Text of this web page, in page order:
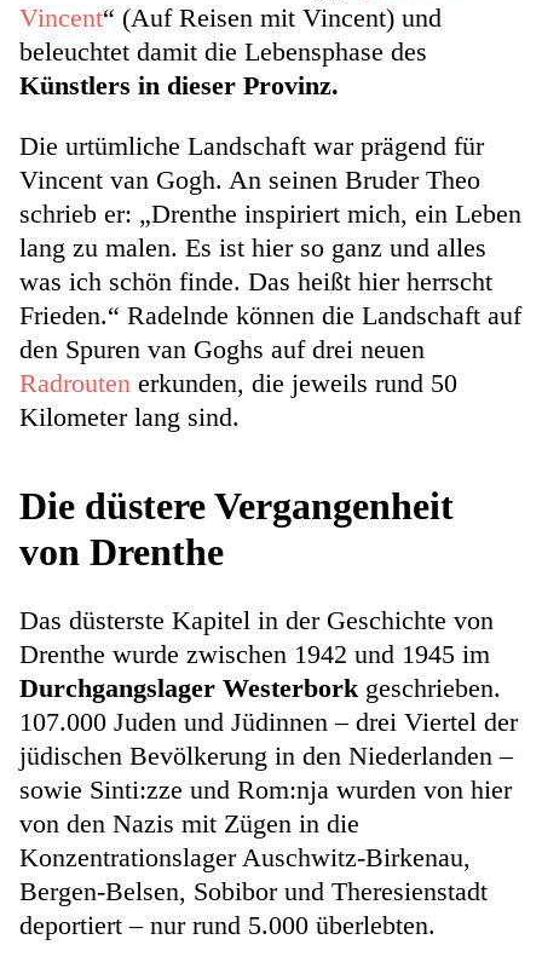
Vincent“ (Auf Reisen mit Vincent) und
beleuchtet damit die Lebensphase des
Künstlers in dieser Provinz.
Die urtümliche Landschaft war prägend für
Vincent van Gogh. An seinen Bruder Theo
schrieb er: „Drenthe inspiriert mich, ein Leben
lang zu malen. Es ist hier so ganz und alles
was ich schön finde. Das heißt hier herrscht
Frieden.“ Radelnde können die Landschaft auf
den Spuren van Goghs auf drei neuen
Radrouten erkunden, die jeweils rund 50
Kilometer lang sind.
Die düstere Vergangenheit
von Drenthe
Das düsterste Kapitel in der Geschichte von
Drenthe wurde zwischen 1942 und 1945 im
Durchgangslager Westerbork geschrieben.
107.000 Juden und Jüdinnen – drei Viertel der
jüdischen Bevölkerung in den Niederlanden –
sowie Sinti:zze und Rom:nja wurden von hier
von den Nazis mit Zügen in die
Konzentrationslager Auschwitz-Birkenau,
Bergen-Belsen, Sobibor und Theresienstadt
deportiert – nur rund 5.000 überlebten.